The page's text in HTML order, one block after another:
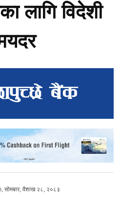
लागि विदेशी
सोमबार, वैशाख २८, २०८३